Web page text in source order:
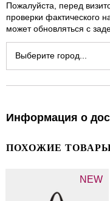
Пожалуйста, перед
проверки фактического
может обновляться с
Выберите город...
Информация о
ПОХОЖИЕ
NEW